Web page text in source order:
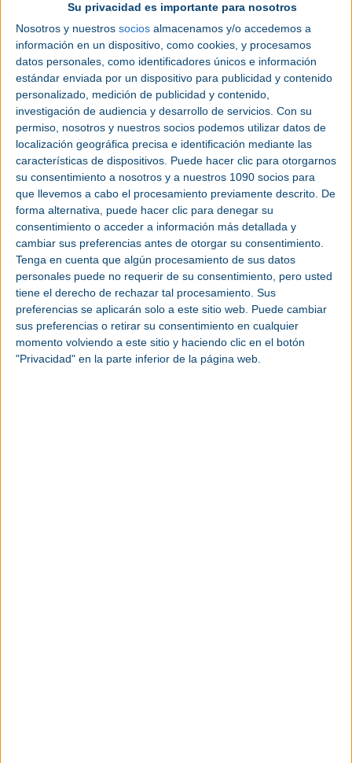
Su privacidad es importante para nosotros
Nosotros y nuestros socios almacenamos y/o accedemos a
información en un dispositivo, como cookies, y procesamos
datos personales, como identificadores únicos e información
estándar enviada por un dispositivo para publicidad y contenido
personalizado, medición de publicidad y contenido,
investigación de audiencia y desarrollo de servicios. Con su
permiso, nosotros y nuestros socios podemos utilizar datos de
localización geográfica precisa e identificación mediante las
características de dispositivos. Puede hacer clic para otorgarnos
su consentimiento a nosotros y a nuestros 1090 socios para
que llevemos a cabo el procesamiento previamente descrito. De
forma alternativa, puede hacer clic para denegar su
consentimiento o acceder a información más detallada y
cambiar sus preferencias antes de otorgar su consentimiento.
Tenga en cuenta que algún procesamiento de sus datos
personales puede no requerir de su consentimiento, pero usted
tiene el derecho de rechazar tal procesamiento. Sus
preferencias se aplicarán solo a este sitio web. Puede cambiar
sus preferencias o retirar su consentimiento en cualquier
momento volviendo a este sitio y haciendo clic en el botón
"Privacidad" en la parte inferior de la página web.
Precedida por el éxito de las convocatorias previas
celebradas en Madrid, llega la primera edición de
Advanced ManufacturingBarcelona, el evento
líder en innovación industrial que incluye los
salonesMetalBarcelonayRobomáticaBarcelona,
y cuya inscripción para visitantes está abierta
desde hoy. Organizado por Easyfairs, reunirá a
empresas, expertos y líderes de los sectores
metalúrgico,automatizaciónyrobóticapara
presentar las últimas novedades, productos y
servicios para laindustria. El Pabellón 1 Fira de
Barcelona – Recinto de Gran Vía acogerá su
celebración los próximos 13 y 14 septiembre.
Elregistro gratuitopara visitantes dará acceso a
la zona expositiva y a los Innovation Tours y Live
Demo Machinery, en los que se podrán ver en
acción las últimas tecnologías y soluciones de la
industria manufacturera. Asimismo, el registro
permite disfrutar del Tech Congress 4.0, donde se
abordarán los temas más relevantes para la